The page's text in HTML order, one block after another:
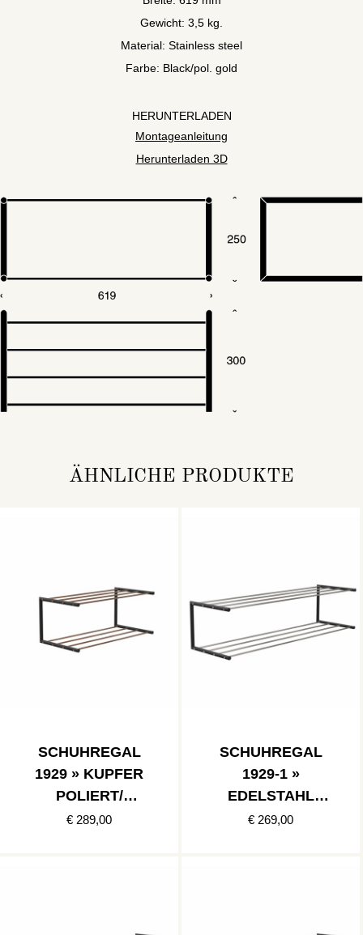
Gewicht: 3,5 kg.
Material: Stainless steel
Farbe: Black/pol. gold
HERUNTERLADEN
Montageanleitung
Herunterladen 3D
ÄHNLICHE PRODUKTE
SCHUHREGAL
1929 » KUPFER
POLIERT/
´SCHWARZ MATT
€ 289,00
SCHUHREGAL
1929-1 »
EDELSTAHL
POLIERT/SCHWA
€ 269,00